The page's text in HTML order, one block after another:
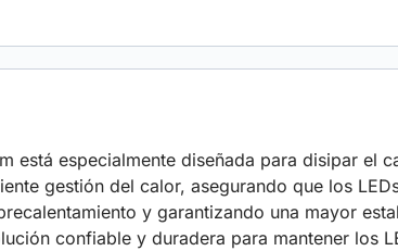
está especialmente diseñada para disipar el
gestión del calor, asegurando que los
y garantizando una mayor
confiable y duradera para mantener los